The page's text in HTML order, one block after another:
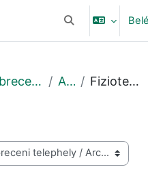
Keresési
Debreceni telephely Archív Fizioterapia_ideig